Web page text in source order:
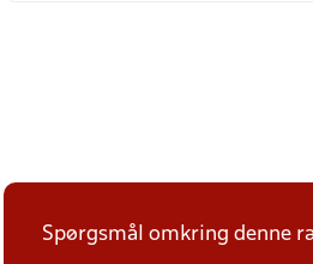
Spørgsmål omkring denne